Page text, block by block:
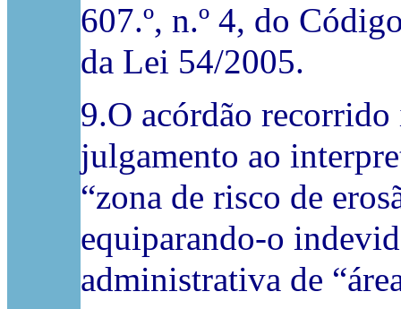
607.º, n.º 4, do
da Lei 54/2005.
9.O acórdão
julgamento ao
“zona de risco de
equiparando-o
administrativa de